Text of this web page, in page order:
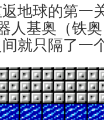
地球的第一
人基奥（铁
就只隔了一